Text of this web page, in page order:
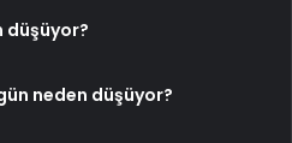
düşüyor?
neden düşüyor?